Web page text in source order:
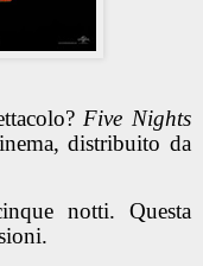
Five Nights
distribuito da
notti. Questa